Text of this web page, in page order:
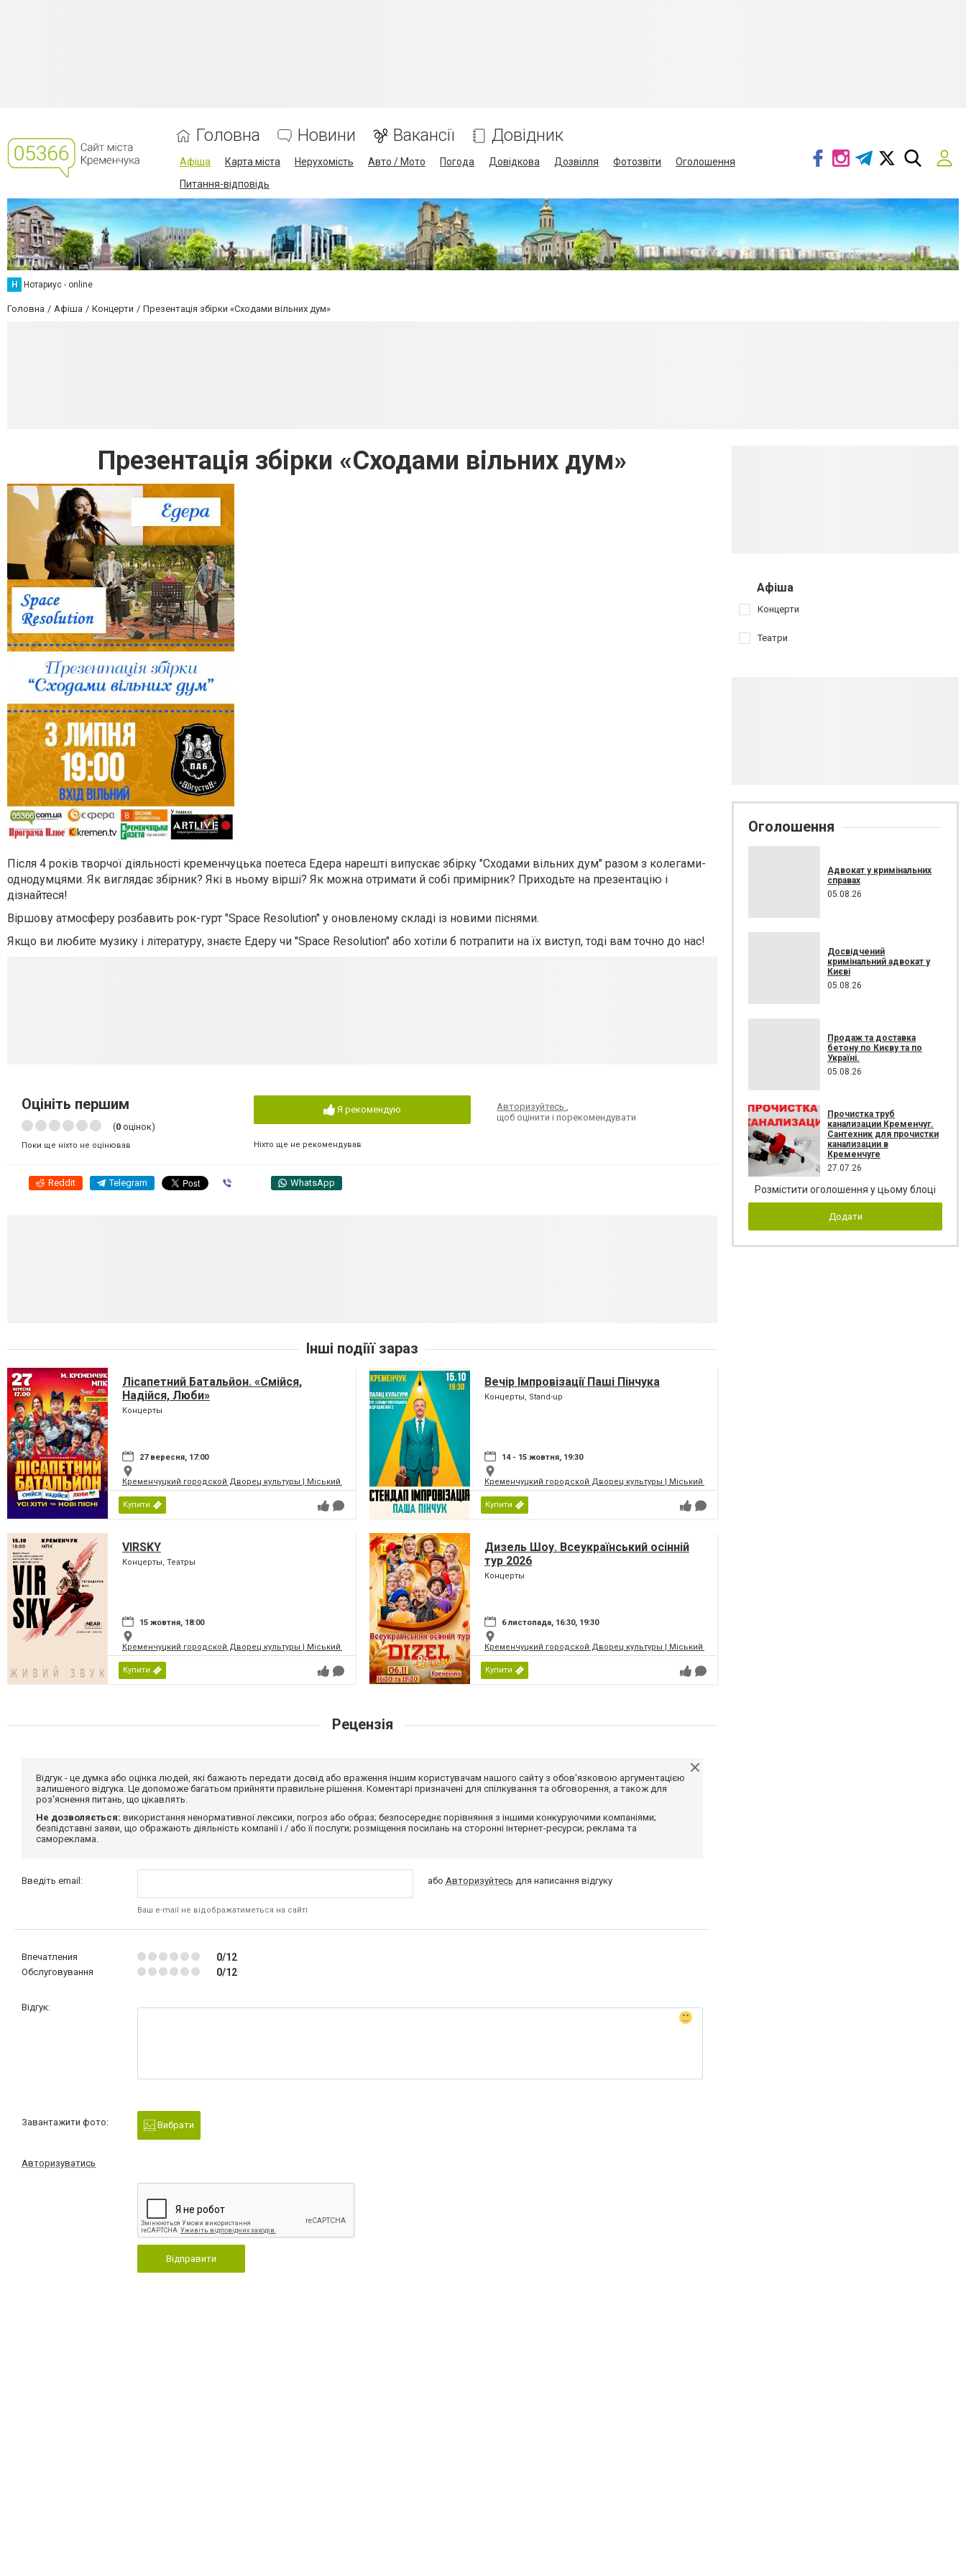
Головна Новини Вакансії Довідник
Афіша Карта міста Нерухомість Авто / Мото Погода Довідкова Дозвілля Фотозвіти
Оголошення
Питання-відповідь
Н Нотариус - online
Головна Афіша Концерти Презентація збірки «Сходами вільних дум»
Презентація збірки «Сходами вільних дум»
Після 4 років творчої діяльності кременчуцька поетеса Едера нарешті випускає збірку "Сходами вільних дум" разом з колегами-
однодумцями. Як виглядає збірник? Які в ньому вірші? Як можна отримати й собі примірник? Приходьте на презентацію і
дізнайтеся!
Віршову атмосферу розбавить рок-гурт "Space Resolution" у оновленому складі із новими піснями.
Якщо ви любите музику і літературу, знаєте Едеру чи "Space Resolution" або хотіли б потрапити на їх виступ, тоді вам точно до нас!
Оцініть першим
(0 оцінок)
Поки ще ніхто не оцінював
Я рекомендую
Ніхто ще не рекомендував
Авторизуйтесь
щоб оцінити і порекомендувати
Reddit Telegram WhatsApp
Інші подіїї зараз
Лісапетний Батальйон. «Смійся,
Надійся, Люби»
Концерты
27 вересня, 17:00
Кременчуцкий городской Дворец культуры | Міський палац культури | МПК
Купити
Вечір Імпровізації Паші Пінчука
Концерты, Stand-up
14 - 15 жовтня, 19:30
Кременчуцкий городской Дворец культуры | Міський палац культури | МПК
Купити
VIRSKY
Концерты, Театры
15 жовтня, 18:00
Кременчуцкий городской Дворец культуры | Міський палац культури | МПК
Купити
Дизель Шоу. Всеукраїнський осінній
тур 2026
Концерты
6 листопада, 16:30, 19:30
Кременчуцкий городской Дворец культуры | Міський палац культури | МПК
Купити
Рецензія
Відгук - це думка або оцінка людей, які бажають передати досвід або враження іншим користувачам нашого сайту з обов'язковою аргументацією
залишеного відгука. Це допоможе багатьом прийняти правильне рішення. Коментарі призначені для спілкування та обговорення, а також для
роз'яснення питань, що цікавлять.
Не дозволяється: використання ненормативної лексики, погроз або образ; безпосереднє порівняння з іншими конкуруючими компаніями;
безпідставні заяви, що ображають діяльність компанії і / або її послуги; розміщення посилань на сторонні інтернет-ресурси; реклама та
самореклама.
Введіть email:
Ваш e-mail не відображатиметься на сайті
або Авторизуйтесь для написання відгуку
Впечатления 0/12
Обслуговування 0/12
Відгук:
Завантажити фото: Вибрати
Авторизуватись
Відправити
Афіша
Концерти
Театри
Оголошення
Адвокат у кримінальних
справах
05.08.26
Досвідчений
кримінальний адвокат у
Києві
05.08.26
Продаж та доставка
бетону по Києву та по
Україні.
05.08.26
Прочистка труб
канализации Кременчуг.
Сантехник для прочистки
канализации в
Кременчуге
27.07.26
Розмістити оголошення у цьому блоці
Додати